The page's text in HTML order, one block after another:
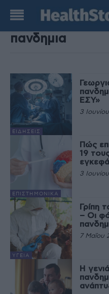
ΕΙΔΉΣΕΙΣ
ΕΣΥ»
3
EΠΙΣΤΗΜΟΝΙΚΆ
Πώς
19
3
ΥΓΕΊΑ
Γρίπη
– Οι
7 Μαΐου
Η